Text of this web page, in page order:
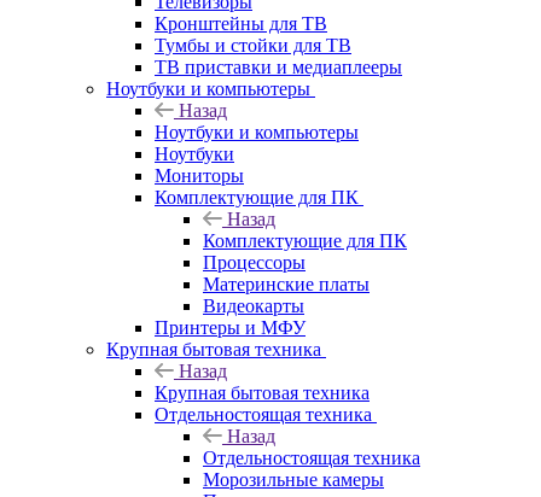
Кронштейны для ТВ
Тумбы и стойки для ТВ
ТВ приставки и медиаплееры
Ноутбуки и компьютеры
Назад
Ноутбуки и компьютеры
Ноутбуки
Мониторы
Комплектующие для ПК
Назад
Комплектующие для ПК
Процессоры
Материнские платы
Видеокарты
Принтеры и МФУ
Крупная бытовая техника
Назад
Крупная бытовая техника
Отдельностоящая техника
Назад
Отдельностоящая техника
Морозильные камеры